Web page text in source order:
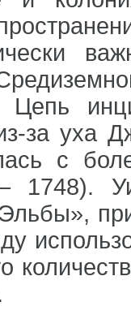
за уха
с
1748).